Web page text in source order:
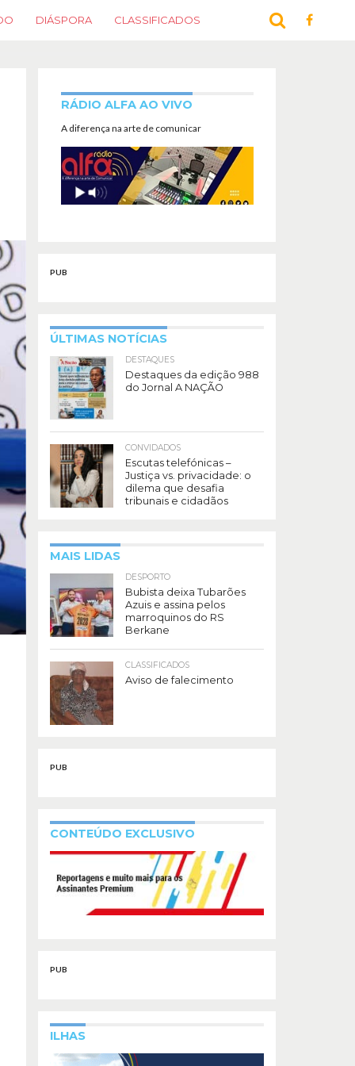
DIÁSPORA CLASSIFICADOS
RÁDIO ALFA AO VIVO
A diferença na arte de comunicar
PUB
ÚLTIMAS NOTÍCIAS
DESTAQUES
Destaques da edição 988
do Jornal A NAÇÃO
CONVIDADOS
Escutas telefónicas –
Justiça vs. privacidade: o
dilema que desafia
tribunais e cidadãos
MAIS LIDAS
DESPORTO
Bubista deixa Tubarões
Azuis e assina pelos
marroquinos do RS
Berkane
CLASSIFICADOS
Aviso de falecimento
PUB
CONTEÚDO EXCLUSIVO
PUB
ILHAS